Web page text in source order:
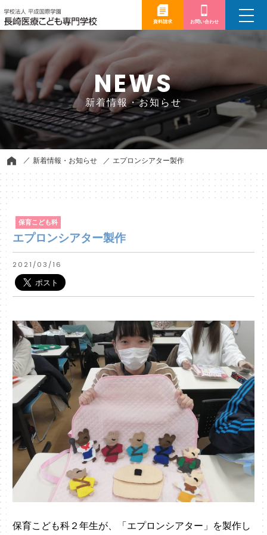
資料請求 お問い合わせ
toggle
NEWS
新着情報・お知らせ
新着情報・お知らせ エプロンシアター製作
保育こども科
エプロンシアター製作
2021/03/16
保育こども科２年生が、「エプロンシアター」を製作し